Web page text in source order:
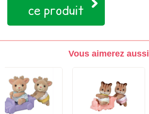
ce produit
Vous aimerez aussi